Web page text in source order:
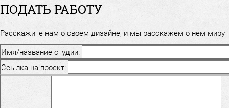
ПОДАТЬ РАБОТУ
Расскажите нам о своем дизайне, и мы расскажем о нем миру
Имя/название студии:
Ссылка на проект: